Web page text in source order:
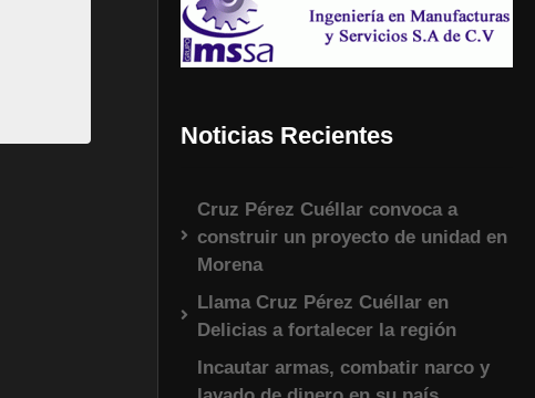
Noticias Recientes
Cruz Pérez Cuéllar convoca a
construir un proyecto de unidad en
Morena
Llama Cruz Pérez Cuéllar en
Delicias a fortalecer la región
Incautar armas, combatir narco y